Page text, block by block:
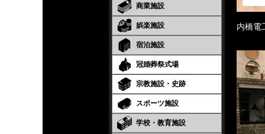
商業施設
娯楽施設
宿泊施設
冠婚葬祭式場
宗教施設・史跡
スポーツ施設
学校・教育施設
内橋電